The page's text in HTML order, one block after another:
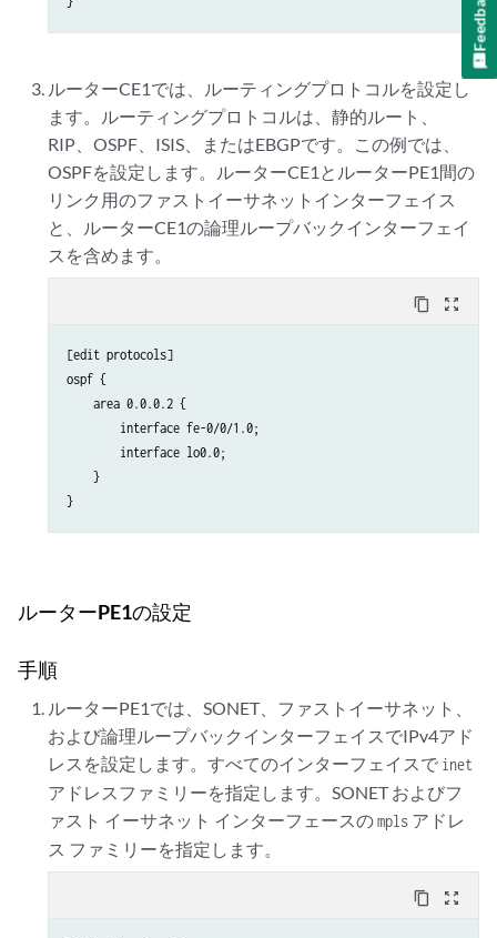
ルーターCE1では、ルーティングプロトコルを設定し
ます。ルーティングプロトコルは、静的ルート、
RIP、OSPF、ISIS、またはEBGPです。この例では、
OSPFを設定します。ルーターCE1とルーターPE1間の
リンク用のファストイーサネットインターフェイス
と、ルーターCE1の論理ループバックインターフェイ
スを含めます。
content_copy zoom_out_map
[edit protocols]
ospf {
    area 0.0.0.2 {
        interface fe-0/0/1.0;
        interface lo0.0;
    }
ルーターPE1の設定
手順
ルーターPE1では、SONET、ファストイーサネット、
および論理ループバックインターフェイスでIPv4アド
レスを設定します。すべてのインターフェイスで inet
アドレスファミリーを指定します。SONET およびフ
ァスト イーサネット インターフェースのmpls アドレ
ス ファミリーを指定します。
content_copy zoom_out_map
Feedback